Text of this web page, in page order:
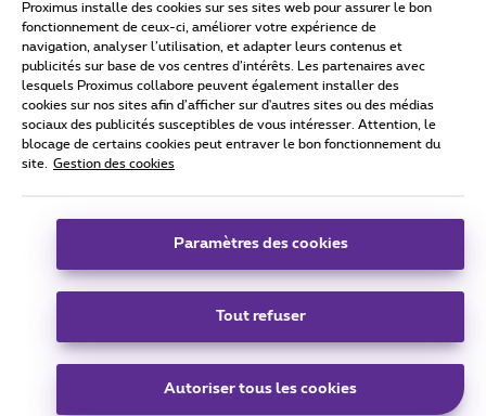
Conditions d'utilisation Accessibility statement
Tous droits réservés. © 2026
Conditions générales, info consommateur
Coordonnées de l’entreprise
Boulevard du Roi Albert II 27 - B-1030 Bruxelles.
Carrier & Wholesale Solutions
|Telindus
Proximus installe des cookies sur ses sites web pour assurer le bon
fonctionnement de ceux-ci, améliorer votre expérience de
navigation, analyser l’utilisation, et adapter leurs contenus et
publicités sur base de vos centres d’intérêts. Les partenaires avec
lesquels Proximus collabore peuvent également installer des
cookies sur nos sites afin d’afficher sur d'autres sites ou des médias
sociaux des publicités susceptibles de vous intéresser. Attention, le
blocage de certains cookies peut entraver le bon fonctionnement du
site.
Gestion des cookies
Paramètres des cookies
Tout refuser
Autoriser tous les cookies